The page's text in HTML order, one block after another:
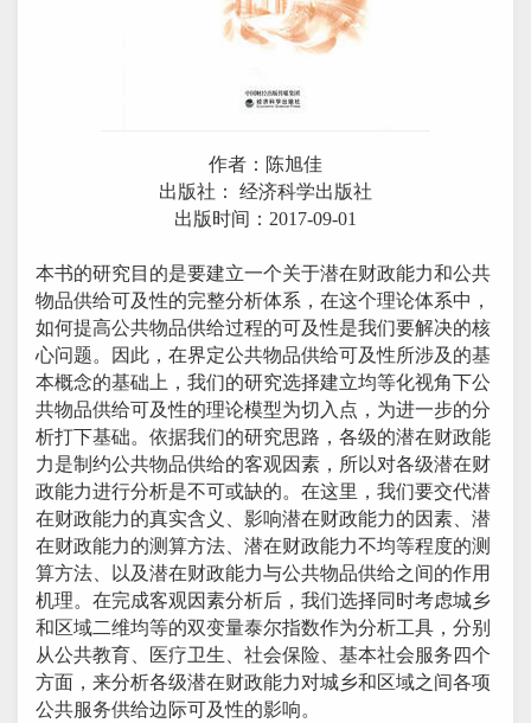
作者：陈旭佳
出版社： 经济科学出版社
出版时间：2017-09-01
本书的研究目的是要建立一个关于潜在财政能力和公共
物品供给可及性的完整分析体系，在这个理论体系中，
如何提高公共物品供给过程的可及性是我们要解决的核
心问题。因此，在界定公共物品供给可及性所涉及的基
本概念的基础上，我们的研究选择建立均等化视角下公
共物品供给可及性的理论模型为切入点，为进一步的分
析打下基础。依据我们的研究思路，各级的潜在财政能
力是制约公共物品供给的客观因素，所以对各级潜在财
政能力进行分析是不可或缺的。在这里，我们要交代潜
在财政能力的真实含义、影响潜在财政能力的因素、潜
在财政能力的测算方法、潜在财政能力不均等程度的测
算方法、以及潜在财政能力与公共物品供给之间的作用
机理。在完成客观因素分析后，我们选择同时考虑城乡
和区域二维均等的双变量泰尔指数作为分析工具，分别
从公共教育、医疗卫生、社会保险、基本社会服务四个
方面，来分析各级潜在财政能力对城乡和区域之间各项
公共服务供给边际可及性的影响。